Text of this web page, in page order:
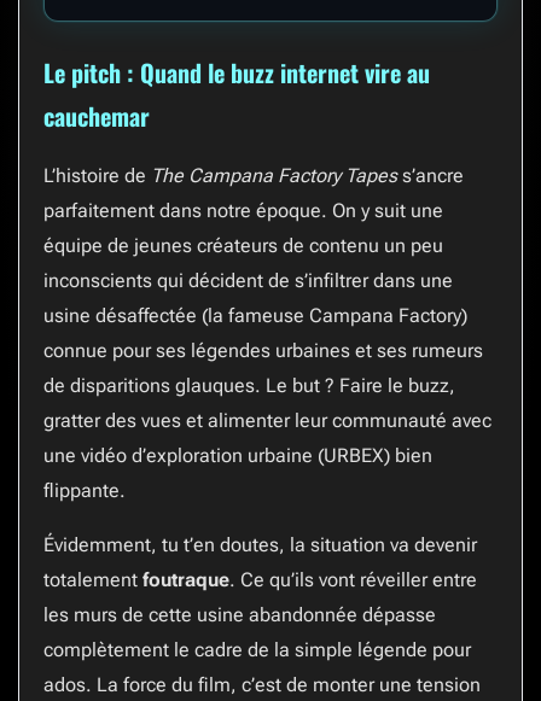
Le pitch : Quand le buzz internet vire au
cauchemar
L’histoire de The Campana Factory Tapess’ancre
parfaitement dans notre époque. On y suit une
équipe de jeunes créateurs de contenu un peu
inconscients qui décident de s’infiltrer dans une
usine désaffectée (la fameuse Campana Factory)
connue pour ses légendes urbaines et ses rumeurs
de disparitions glauques. Le but ? Faire le buzz,
gratter des vues et alimenter leur communauté avec
une vidéo d’exploration urbaine (URBEX) bien
flippante.
Évidemment, tu t’en doutes, la situation va devenir
totalement foutraque. Ce qu’ils vont réveiller entre
les murs de cette usine abandonnée dépasse
complètement le cadre de la simple légende pour
ados. La force du film, c’est de monter une tension